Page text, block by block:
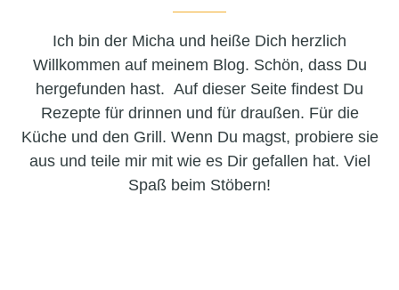
Ich bin der Micha und heiße Dich herzlich
Willkommen auf meinem Blog. Schön, dass Du
hergefunden hast. Auf dieser Seite findest Du
Rezepte für drinnen und für draußen. Für die
Küche und den Grill. Wenn Du magst, probiere sie
aus und teile mir mit wie es Dir gefallen hat. Viel
Spaß beim Stöbern!